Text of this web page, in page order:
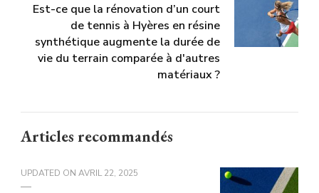
Est-ce que la rénovation d’un court
de tennis à Hyères en résine
synthétique augmente la durée de
vie du terrain comparée à d'autres
matériaux ?
Articles recommandés
UPDATED ON AVRIL 22, 2025